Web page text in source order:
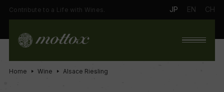
Contribute to a Life with Wines. JP EN CH
Home Wine Alsace Riesling